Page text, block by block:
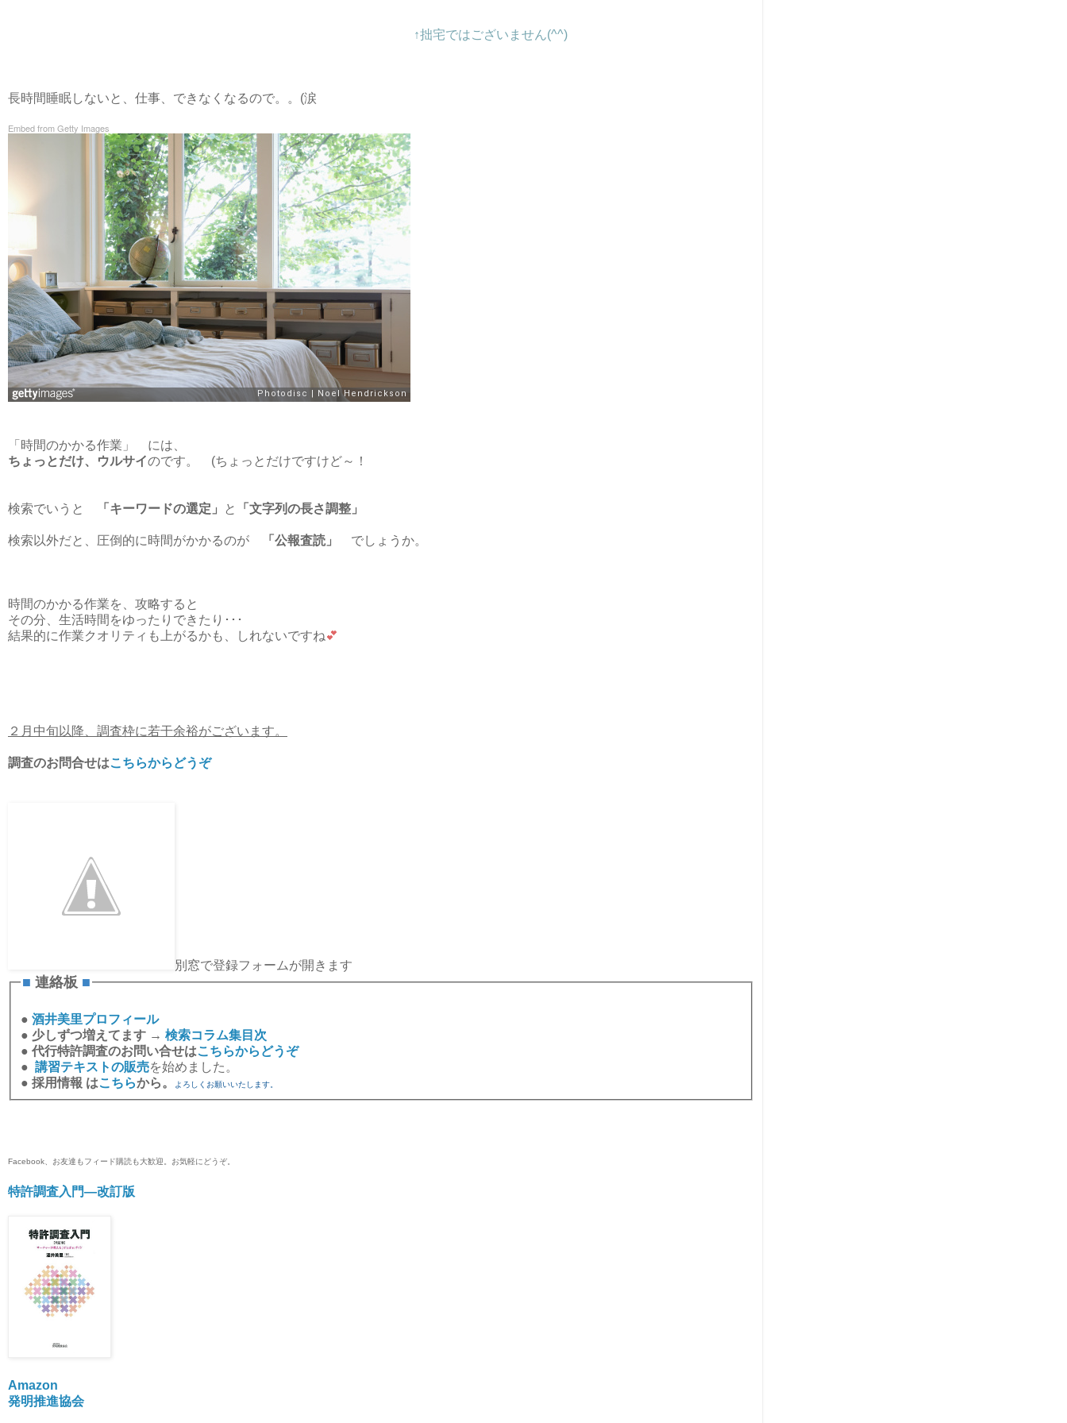
↑拙宅ではございません(^^)
長時間睡眠しないと、仕事、できなくなるので。。(涙
Embed from Getty Images
「時間のかかる作業」 には、
ちょっとだけ、ウルサイのです。 (ちょっとだけですけど～！
検索でいうと 「キーワードの選定」 と 「文字列の長さ調整」
検索以外だと、圧倒的に時間がかかるのが 「公報査読」 でしょうか。
時間のかかる作業を、攻略すると
その分、生活時間をゆったりできたり･･･
結果的に作業クオリティも上がるかも、しれないですね💕
２月中旬以降、調査枠に若干余裕がございます。
調査のお問合せはこちらからどうぞ
別窓で登録フォームが開きます
■ 連絡板 ■
● 酒井美里プロフィール
● 少しずつ増えてます → 検索コラム集目次
● 代行特許調査のお問い合せはこちらからどうぞ
● 講習テキストの販売を始めました。
● 採用情報 はこちらから。 よろしくお願いいたします。
Facebook、お友達もフィード購読も大歓迎。お気軽にどうぞ。
特許調査入門―改訂版
Amazon
発明推進協会